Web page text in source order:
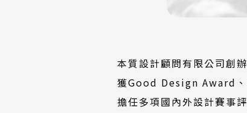
本質設計顧問有限公司創
獲Good Design Award、
擔任多項國內外設計賽事